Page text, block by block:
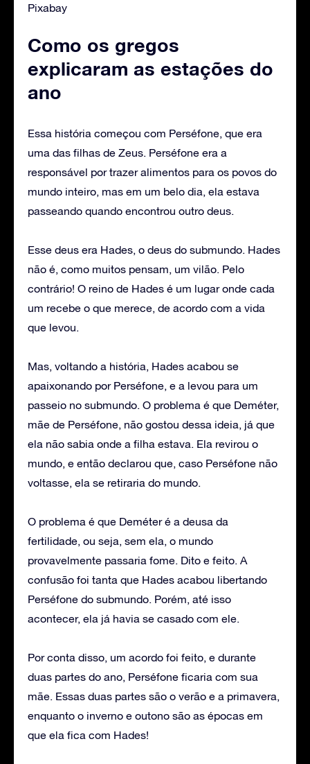
Pixabay
Como os gregos
explicaram as estações do
ano
Essa história começou com Perséfone, que era
uma das filhas de Zeus. Perséfone era a
responsável por trazer alimentos para os povos do
mundo inteiro, mas em um belo dia, ela estava
passeando quando encontrou outro deus.
Esse deus era Hades, o deus do submundo. Hades
não é, como muitos pensam, um vilão. Pelo
contrário! O reino de Hades é um lugar onde cada
um recebe o que merece, de acordo com a vida
que levou.
Mas, voltando a história, Hades acabou se
apaixonando por Perséfone, e a levou para um
passeio no submundo. O problema é que Deméter,
mãe de Perséfone, não gostou dessa ideia, já que
ela não sabia onde a filha estava. Ela revirou o
mundo, e então declarou que, caso Perséfone não
voltasse, ela se retiraria do mundo.
O problema é que Deméter é a deusa da
fertilidade, ou seja, sem ela, o mundo
provavelmente passaria fome. Dito e feito. A
confusão foi tanta que Hades acabou libertando
Perséfone do submundo. Porém, até isso
acontecer, ela já havia se casado com ele.
Por conta disso, um acordo foi feito, e durante
duas partes do ano, Perséfone ficaria com sua
mãe. Essas duas partes são o verão e a primavera,
enquanto o inverno e outono são as épocas em
que ela fica com Hades!